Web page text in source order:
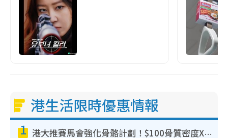
港生活限時優惠情報
1 港大推賽馬會強化骨骼計劃！$100骨質密度X光檢查 完成免費運動訓練送超市禮券！附參加資格